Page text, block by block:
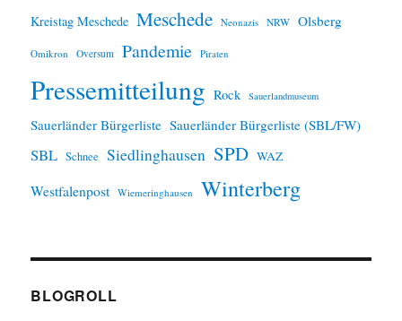
Kreistag Meschede Meschede Neonazis NRW Olsberg
Omikron Oversum Pandemie Piraten
Pressemitteilung Rock Sauerlandmuseum
Sauerländer Bürgerliste Sauerländer Bürgerliste (SBL/FW)
SBL Schnee Siedlinghausen SPD WAZ
Westfalenpost Wiemeringhausen Winterberg
BLOGROLL